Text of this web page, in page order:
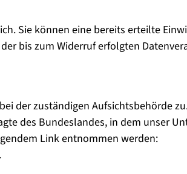
Sie können eine bereits erteilte
bis zum Widerruf erfolgten
der zuständigen Aufsichtsbehörde
des Bundeslandes, in dem unser
Link entnommen werden: